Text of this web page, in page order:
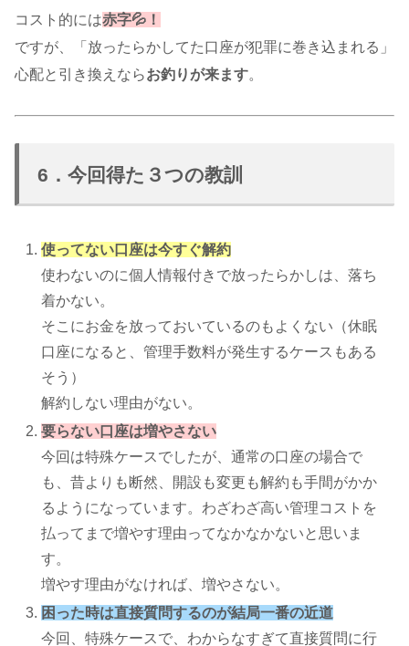
コスト的には赤字💦！
ですが、「放ったらかしてた口座が犯罪に巻き込まれる」
心配と引き換えならお釣りが来ます。
6．今回得た３つの教訓
使ってない口座は今すぐ解約
使わないのに個人情報付きで放ったらかしは、落ち
着かない。
そこにお金を放っておいているのもよくない（休眠
口座になると、管理手数料が発生するケースもある
そう）
解約しない理由がない。
要らない口座は増やさない
今回は特殊ケースでしたが、通常の口座の場合で
も、昔よりも断然、開設も変更も解約も手間がかか
るようになっています。わざわざ高い管理コストを
払ってまで増やす理由ってなかなかないと思いま
す。
増やす理由がなければ、増やさない。
困った時は直接質問するのが結局一番の近道
今回、特殊ケースで、わからなすぎて直接質問に行